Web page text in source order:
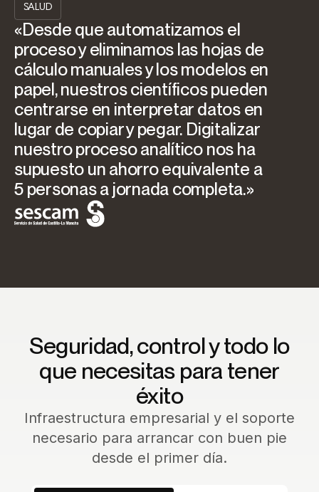
SALUD
«Desde que automatizamos el
proceso y eliminamos las hojas de
cálculo manuales y los modelos en
papel, nuestros científicos pueden
centrarse en interpretar datos en
lugar de copiar y pegar. Digitalizar
nuestro proceso analítico nos ha
supuesto un ahorro equivalente a
5 personas a jornada completa.»
Seguridad, control y todo lo
que necesitas para tener
éxito
Infraestructura empresarial y el soporte
necesario para arrancar con buen pie
desde el primer día.